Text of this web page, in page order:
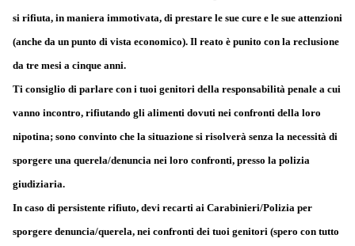
si rifiuta, in maniera immotivata, di prestare le sue cure e le sue attenzioni
(anche da un punto di vista economico). Il reato è punito con la reclusione
da tre mesi a cinque anni.
Ti consiglio di parlare con i tuoi genitori della responsabilità penale a cui
vanno incontro, rifiutando gli alimenti dovuti nei confronti della loro
nipotina; sono convinto che la situazione si risolverà senza la necessità di
sporgere una querela/denuncia nei loro confronti, presso la polizia
giudiziaria.
In caso di persistente rifiuto, devi recarti ai Carabinieri/Polizia per
sporgere denuncia/querela, nei confronti dei tuoi genitori (spero con tutto